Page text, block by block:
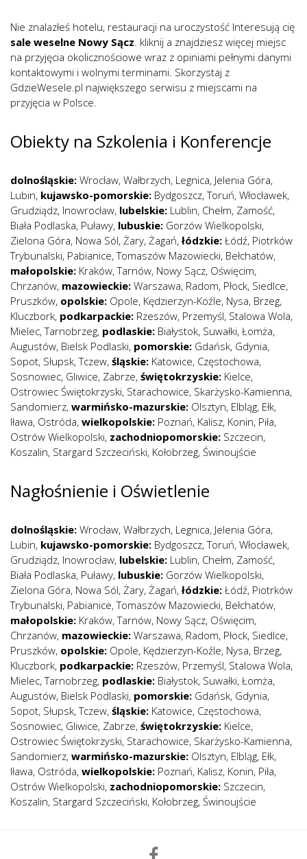
Nie znalazłeś hotelu, restauracji na uroczystość Interesują cię
sale weselne Nowy Sącz . kliknij a znajdziesz więcej miejsc
na przyjęcia okolicznościowe wraz z opiniami pełnymi danymi
kontaktowymi i wolnymi terminami. Skorzystaj z
GdzieWesele.pl największego serwisu z miejscami na
przyjęcia w Polsce.
Obiekty na Szkolenia i Konferencje
dolnośląskie: Wrocław, Wałbrzych, Legnica, Jelenia Góra,
Lubin, kujawsko-pomorskie: Bydgoszcz,Toruń, Włocławek,
Grudziądz, Inowrocław, lubelskie: Lublin, Chełm, Zamość,
Biała Podlaska, Puławy, lubuskie: Gorzów Wielkopolski,
Zielona Góra, Nowa Sól, Żary, Żagań, łódzkie: Łódź, Piotrków
Trybunalski, Pabianice,Tomaszów Mazowiecki, Bełchatów,
małopolskie: Kraków,Tarnów, Nowy Sącz, Oświęcim,
Chrzanów, mazowieckie: Warszawa, Radom, Płock, Siedlce,
Pruszków, opolskie: Opole, Kędzierzyn-Koźle, Nysa, Brzeg,
Kluczbork, podkarpackie: Rzeszów, Przemyśl, Stalowa Wola,
Mielec,Tarnobrzeg, podlaskie: Białystok, Suwałki, Łomża,
Augustów, Bielsk Podlaski, pomorskie: Gdańsk, Gdynia,
Sopot, Słupsk,Tczew, śląskie: Katowice, Częstochowa,
Sosnowiec, Gliwice, Zabrze, świętokrzyskie: Kielce,
Ostrowiec Świętokrzyski, Starachowice, Skarżysko-Kamienna,
Sandomierz, warmińsko-mazurskie: Olsztyn, Elbląg, Ełk,
Iława, Ostróda, wielkopolskie: Poznań, Kalisz, Konin, Piła,
Ostrów Wielkopolski, zachodniopomorskie: Szczecin,
Koszalin, Stargard Szczeciński, Kołobrzeg, Świnoujście
Nagłośnienie i Oświetlenie
dolnośląskie: Wrocław, Wałbrzych, Legnica, Jelenia Góra,
Lubin, kujawsko-pomorskie: Bydgoszcz,Toruń, Włocławek,
Grudziądz, Inowrocław, lubelskie: Lublin, Chełm, Zamość,
Biała Podlaska, Puławy, lubuskie: Gorzów Wielkopolski,
Zielona Góra, Nowa Sól, Żary, Żagań, łódzkie: Łódź, Piotrków
Trybunalski, Pabianice,Tomaszów Mazowiecki, Bełchatów,
małopolskie: Kraków,Tarnów, Nowy Sącz, Oświęcim,
Chrzanów, mazowieckie: Warszawa, Radom, Płock, Siedlce,
Pruszków, opolskie: Opole, Kędzierzyn-Koźle, Nysa, Brzeg,
Kluczbork, podkarpackie: Rzeszów, Przemyśl, Stalowa Wola,
Mielec,Tarnobrzeg, podlaskie: Białystok, Suwałki, Łomża,
Augustów, Bielsk Podlaski, pomorskie: Gdańsk, Gdynia,
Sopot, Słupsk,Tczew, śląskie: Katowice, Częstochowa,
Sosnowiec, Gliwice, Zabrze, świętokrzyskie: Kielce,
Ostrowiec Świętokrzyski, Starachowice, Skarżysko-Kamienna,
Sandomierz, warmińsko-mazurskie: Olsztyn, Elbląg, Ełk,
Iława, Ostróda, wielkopolskie: Poznań, Kalisz, Konin, Piła,
Ostrów Wielkopolski, zachodniopomorskie: Szczecin,
Koszalin, Stargard Szczeciński, Kołobrzeg, Świnoujście